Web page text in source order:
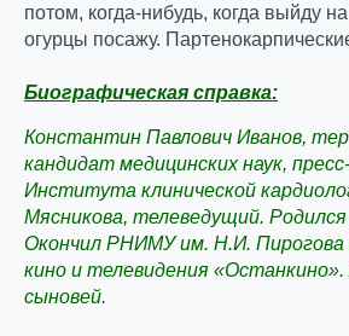
потом, когда-нибудь, когда выйду
огурцы посажу.
Биографическая справка:
Константин Павлович Иванов,
кандидат медицинских наук,
Института клинической
Мясникова, телеведущий.
Окончил РНИМУ им. Н.И.
кино и телевидения
сыновей.